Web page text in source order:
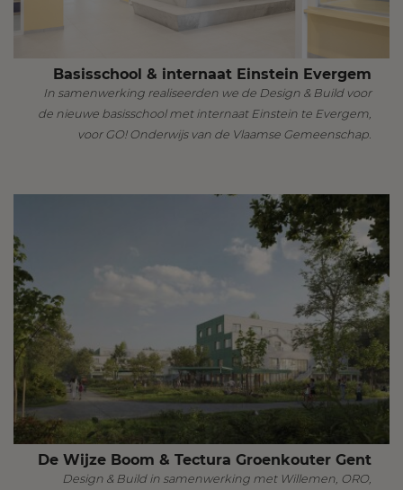
Basisschool & internaat Einstein Evergem
In samenwerking realiseerden we de Design & Build voor
de nieuwe basisschool met internaat Einstein te Evergem,
voor GO! Onderwijs van de Vlaamse Gemeenschap.
De Wijze Boom & Tectura Groenkouter Gent
Design & Build in samenwerking met Willemen, ORO,